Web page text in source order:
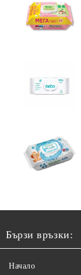
Бързи връзки:
Начало